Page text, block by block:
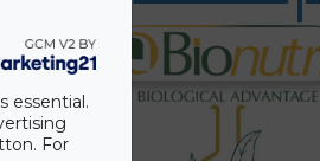
essential.
For